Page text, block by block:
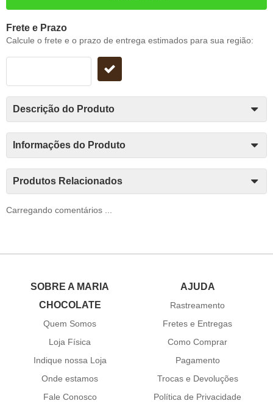
Frete e Prazo
Calcule o frete e o prazo de entrega estimados para sua região:
Descrição do Produto
Informações do Produto
Produtos Relacionados
Carregando comentários ...
SOBRE A MARIA
CHOCOLATE
Quem Somos
Loja Física
Indique nossa Loja
Onde estamos
Fale Conosco
AJUDA
Rastreamento
Fretes e Entregas
Como Comprar
Pagamento
Trocas e Devoluções
Política de Privacidade